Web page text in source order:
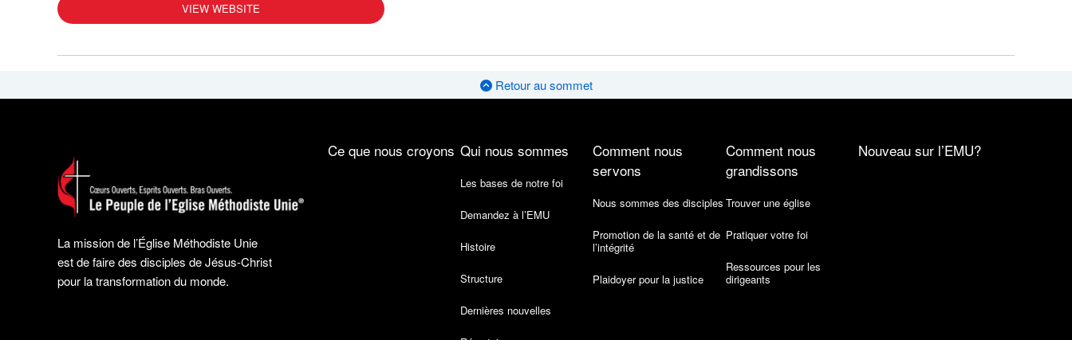
VIEW WEBSITE
Retour au sommet
La mission de l’Église Méthodiste Unie
est de faire des disciples de Jésus-Christ
pour la transformation du monde.
Ce que nous croyons Qui nous sommes
Les bases de notre foi
Demandez à l’EMU
Histoire
Structure
Dernières nouvelles
Comment nous
servons
Nous sommes des disciples
Promotion de la santé et de
l’intégrité
Plaidoyer pour la justice
Comment nous
grandissons
Trouver une église
Pratiquer votre foi
Ressources pour les
dirigeants
Nouveau sur l’EMU?